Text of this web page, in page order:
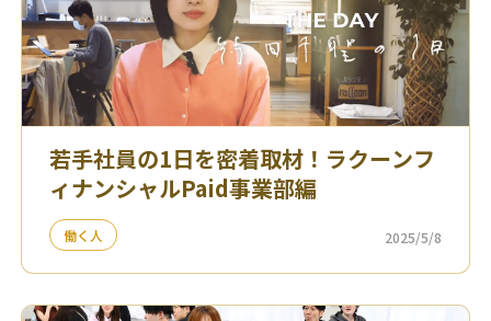
若手社員の1日を密着取材！ラクーンフ
ィナンシャルPaid事業部編
働く人 2025/5/8